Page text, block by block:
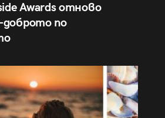
Awards отново
по